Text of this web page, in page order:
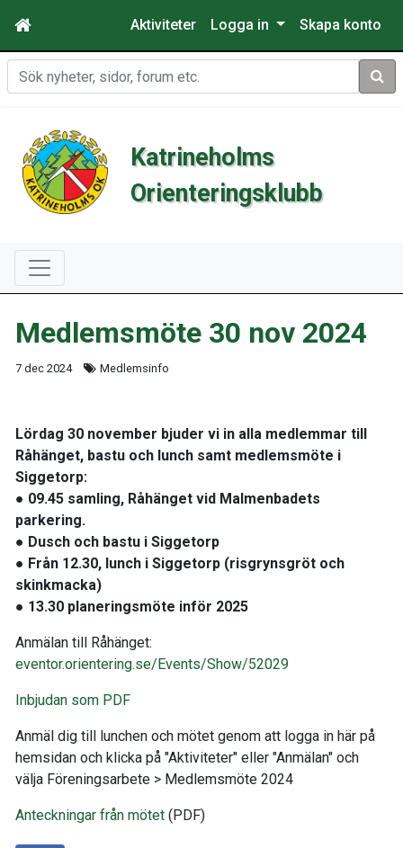
Aktiviteter Logga in Skapa konto
Sök
Katrineholms
Orienteringsklubb
Medlemsmöte 30 nov 2024
7 dec 2024 Medlemsinfo
Lördag 30 november bjuder vi in alla medlemmar till
Råhänget, bastu och lunch samt medlemsmöte i
Siggetorp:
● 09.45 samling, Råhänget vid Malmenbadets
parkering.
● Dusch och bastu i Siggetorp
● Från 12.30, lunch i Siggetorp (risgrynsgröt och
skinkmacka)
● 13.30 planeringsmöte inför 2025
Anmälan till Råhänget:
eventor.orientering.se/Events/Show/52029
Inbjudan som PDF
Anmäl dig till lunchen och mötet genom att logga in här på
hemsidan och klicka på "Aktiviteter" eller "Anmälan" och
välja Föreningsarbete > Medlemsmöte 2024
Anteckningar från mötet (PDF)